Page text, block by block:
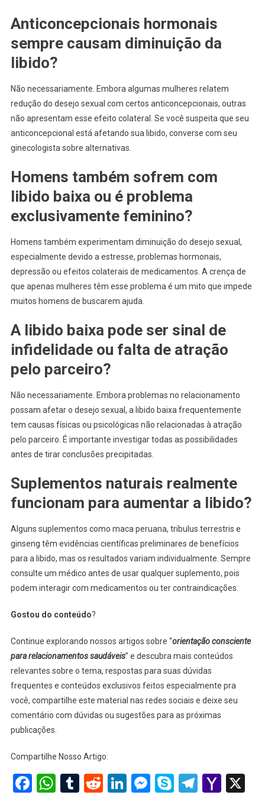
Anticoncepcionais hormonais
sempre causam diminuição da
libido?
Não necessariamente. Embora algumas mulheres relatem
redução do desejo sexual com certos anticoncepcionais, outras
não apresentam esse efeito colateral. Se você suspeita que seu
anticoncepcional está afetando sua libido, converse com seu
ginecologista sobre alternativas.
Homens também sofrem com
libido baixa ou é problema
exclusivamente feminino?
Homens também experimentam diminuição do desejo sexual,
especialmente devido a estresse, problemas hormonais,
depressão ou efeitos colaterais de medicamentos. A crença de
que apenas mulheres têm esse problema é um mito que impede
muitos homens de buscarem ajuda.
A libido baixa pode ser sinal de
infidelidade ou falta de atração
pelo parceiro?
Não necessariamente. Embora problemas no relacionamento
possam afetar o desejo sexual, a libido baixa frequentemente
tem causas físicas ou psicológicas não relacionadas à atração
pelo parceiro. É importante investigar todas as possibilidades
antes de tirar conclusões precipitadas.
Suplementos naturais realmente
funcionam para aumentar a libido?
Alguns suplementos como maca peruana, tribulus terrestris e
ginseng têm evidências científicas preliminares de benefícios
para a libido, mas os resultados variam individualmente. Sempre
consulte um médico antes de usar qualquer suplemento, pois
podem interagir com medicamentos ou ter contraindicações.
Gostou do conteúdo?
Continue explorando nossos artigos sobre “orientação consciente
para relacionamentos saudáveis” e descubra mais conteúdos
relevantes sobre o tema, respostas para suas dúvidas
frequentes e conteúdos exclusivos feitos especialmente pra
você, compartilhe este material nas redes sociais e deixe seu
comentário com dúvidas ou sugestões para as próximas
publicações.
Compartilhe Nosso Artigo:
Facebook
WhatsApp
Tumblr
RedditLinkedIn
Messenger
Skype
X